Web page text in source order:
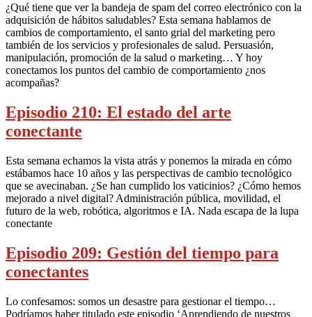
¿Qué tiene que ver la bandeja de spam del correo electrónico con la
adquisición de hábitos saludables? Esta semana hablamos de
cambios de comportamiento, el santo grial del marketing pero
también de los servicios y profesionales de salud. Persuasión,
manipulación, promoción de la salud o marketing… Y hoy
conectamos los puntos del cambio de comportamiento ¿nos
acompañas?
Episodio 210: El estado del arte
conectante
Esta semana echamos la vista atrás y ponemos la mirada en cómo
estábamos hace 10 años y las perspectivas de cambio tecnológico
que se avecinaban. ¿Se han cumplido los vaticinios? ¿Cómo hemos
mejorado a nivel digital? Administración pública, movilidad, el
futuro de la web, robótica, algoritmos e IA. Nada escapa de la lupa
conectante
Episodio 209: Gestión del tiempo para
conectantes
Lo confesamos: somos un desastre para gestionar el tiempo…
Podríamos haber titulado este episodio ‘Aprendiendo de nuestros